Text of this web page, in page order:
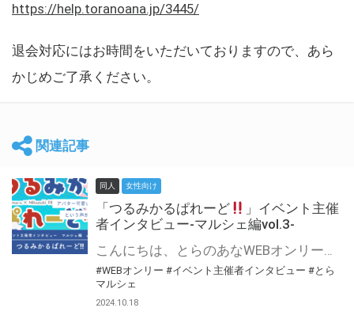
https://help.toranoana.jp/3445/
退会対応にはお時間をいただいておりますので、あら
かじめご了承ください。
関連記事
同人 女性向け
「つるみかるぱれーど
」イベント主催
者インタビュー-マルシェ編vol.3-
こんにちは、とらのあなWEBオンリー運営スタッフです。 新たにお届けする、イベント主催者インタビュー-マルシェ編-は、 とらのあなWEBオンリー「マルシェ」をご利用した主催様に 「マルシェ」を使って開催した感想や心がけをお聞きする企画です。 今回は、WEBオンリー初開催「つるみかるぱれーど
#WEBオンリー #イベント主催者インタビュー #とら
マルシェ
2024.10.18